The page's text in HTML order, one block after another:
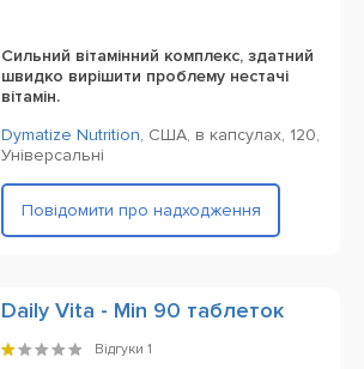
Сильний вітамінний комплекс, здатний
швидко вирішити проблему нестачі
вітамін.
Dymatize Nutrition, США, в капсулах, 120,
Універсальні
Повідомити про надходження
Daily Vita - Min 90 таблеток
Відгуки 1